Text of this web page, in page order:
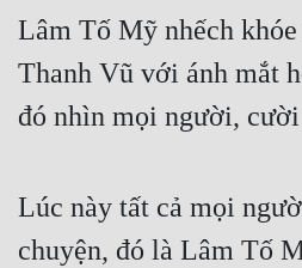
Lâm Tố Mỹ nhếch
Thanh Vũ với ánh mắt
đó nhìn mọi người,
Lúc này tất cả mọi
chuyện, đó là Lâm Tố